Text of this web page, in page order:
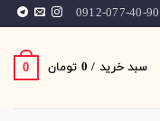
0912-077-40-90
سبد خرید / 0 تومان 0